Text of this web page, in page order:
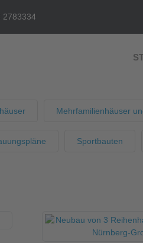
2783334
Mehrfamilienhäuser
Sportbauten